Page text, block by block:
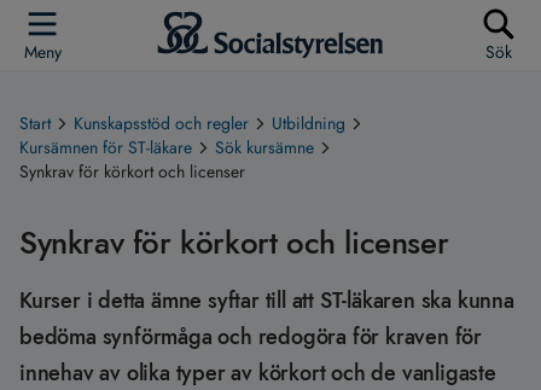
Meny Sök
Start Kunskapsstöd och regler
Utbildning
Kursämnen för ST-läkare
Sök kursämne
Synkrav för körkort och licenser
Synkrav för körkort och licenser
Kurser i detta ämne syftar till att ST-läkaren ska kunna
bedöma synförmåga och redogöra för kraven för
innehav av olika typer av körkort och de vanligaste